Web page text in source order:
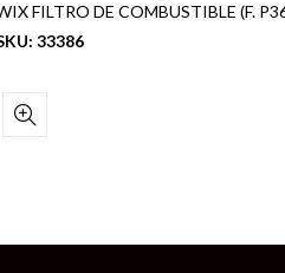
33386